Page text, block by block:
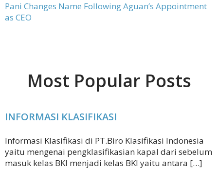
Pani Changes Name Following Aguan’s Appointment
as CEO
Most Popular Posts
INFORMASI KLASIFIKASI
Informasi Klasifikasi di PT.Biro Klasifikasi Indonesia
yaitu mengenai pengklasifikasian kapal dari sebelum
masuk kelas BKI menjadi kelas BKI yaitu antara […]